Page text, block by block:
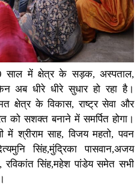
साल में क्षेत्र के सड़क, अस्पताल,
धीरे धीरे सुधार हो रहा है।
क्षेत्र के विकास, राष्ट्र सेवा और
को सशक्त बनाने में समर्पित होगा।
श्रीराम साह, विजय महतो, पवन
सिंह,मुंद्रिका पासवान,अजय
रविकांत सिंह,महेश पांडेय समेत सभी